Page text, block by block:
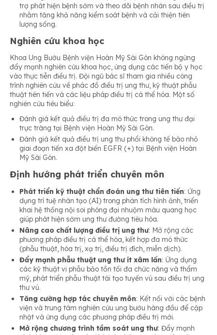
trợ phát hiện bệnh sớm và theo dõi bệnh nhân sau điều trị
nhằm tăng khả năng kiểm soát bệnh và cải thiện tiên
lượng sống.
Nghiên cứu khoa học
Khoa Ung Bướu Bệnh viện Hoàn Mỹ Sài Gòn không ngừng
đẩy mạnh nghiên cứu khoa học, ứng dụng các tiến bộ y học
vào thực tiễn điều trị. Đội ngũ bác sĩ tham gia nhiều công
trình nghiên cứu về phác đồ điều trị ung thư, kỹ thuật phẫu
thuật tiên tiến và các liệu pháp điều trị cá thể hóa. Một số
nghiên cứu tiêu biểu:
Đánh giá kết quả điều trị đa mô thức trong ung thư đại
trực tràng tại Bệnh viện Hoàn Mỹ Sài Gòn.
Đánh giá kết quả điều trị ung thư phổi không tế bào nhỏ
giai đoạn tiến xa đột biến EGFR (+) tại Bệnh viện Hoàn
Mỹ Sài Gòn.
Định hướng phát triển chuyên môn
Phát triển kỹ thuật chẩn đoán ung thư tiên tiến: Ứng
dụng trí tuệ nhân tạo (AI) trong phân tích hình ảnh, triển
khai hệ thống nội soi phóng đại nhuộm màu quang học
giúp phát hiện sớm ung thư đường tiêu hóa.
Nâng cao chất lượng điều trị ung thư: Mở rộng các
phương pháp điều trị cá thể hóa, kết hợp đa mô thức
(phẫu thuật, hóa trị, xạ trị, điều trị đích, miễn dịch).
Đẩy mạnh phẫu thuật ung thư ít xâm lấn: Ứng dụng
các kỹ thuật vi phẫu bảo tồn tối đa chức năng và thẩm
mỹ, phát triển phẫu thuật tái tạo tuyến vú sau điều trị ung
thư vú.
Tăng cường hợp tác chuyên môn: Kết nối với các bệnh
viện và trung tâm nghiên cứu ung bướu hàng đầu để cập
nhật và ứng dụng các phương pháp điều trị mới.
Mở rộng chương trình tầm soát ung thư: Đẩy mạnh